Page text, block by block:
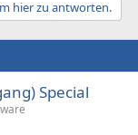
hier zu antworten.
Special